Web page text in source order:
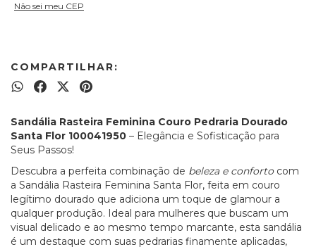
Não sei meu CEP
COMPARTILHAR:
Sandália Rasteira Feminina Couro Pedraria Dourado
Santa Flor 100041950 – Elegância e Sofisticação para
Seus Passos!
Descubra a perfeita combinação de beleza e confortocom
a Sandália Rasteira Feminina Santa Flor, feita em couro
legítimo dourado que adiciona um toque de glamour a
qualquer produção. Ideal para mulheres que buscam um
visual delicado e ao mesmo tempo marcante, esta sandália
é um destaque com suas pedrarias finamente aplicadas,